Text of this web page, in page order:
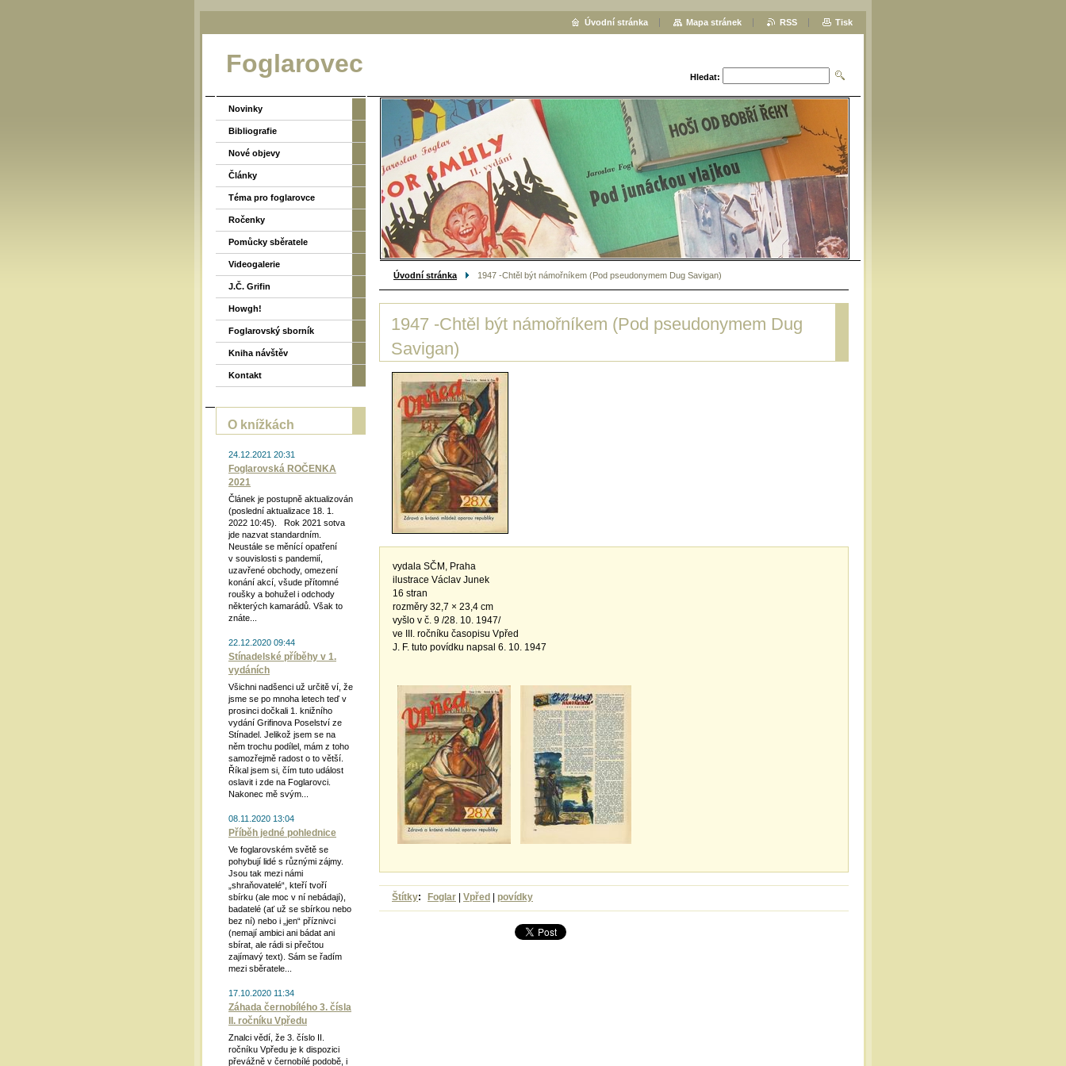
Foglarovec Hledat:
Úvodní stránka 1947 -Chtěl být námořníkem (Pod pseudonymem Dug Savigan)
1947 -Chtěl být námořníkem (Pod pseudonymem Dug
Savigan)
vydala SČM, Praha
ilustrace Václav Junek
16 stran
rozměry 32,7 × 23,4 cm
vyšlo v č. 9 /28. 10. 1947/
ve III. ročníku časopisu Vpřed
J. F. tuto povídku napsal 6. 10. 1947
Štítky: Foglar Vpřed povídky
Novinky
Bibliografie
Nové objevy
Články
Téma pro foglarovce
Ročenky
Pomůcky sběratele
Videogalerie
J.Č. Grifin
Howgh!
Foglarovský sborník
Kniha návštěv
Kontakt
O knížkách
24.12.2021 20:31
Foglarovská ROČENKA
2021
Článek je postupně aktualizován
(poslední aktualizace 18. 1.
2022 10:45). Rok 2021 sotva
jde nazvat standardním.
Neustále se měnící opatření
v souvislosti s pandemií,
uzavřené obchody, omezení
konání akcí, všude přítomné
roušky a bohužel i odchody
některých kamarádů. Však to
znáte...
22.12.2020 09:44
Stínadelské příběhy v 1.
vydáních
Všichni nadšenci už určitě ví, že
jsme se po mnoha letech teď v
prosinci dočkali 1. knižního
vydání Grifinova Poselství ze
Stínadel. Jelikož jsem se na
něm trochu podílel, mám z toho
samozřejmě radost o to větší.
Říkal jsem si, čím tuto událost
oslavit i zde na Foglarovci.
Nakonec mě svým...
08.11.2020 13:04
Příběh jedné pohlednice
Ve foglarovském světě se
pohybují lidé s různými zájmy.
Jsou tak mezi námi
„shraňovatelé“, kteří tvoří
sbírku (ale moc v ní nebádají),
badatelé (ať už se sbírkou nebo
bez ní) nebo i „jen“ příznivci
(nemají ambici ani bádat ani
sbírat, ale rádi si přečtou
zajímavý text). Sám se řadím
mezi sběratele...
17.10.2020 11:34
Záhada černobílého 3. čísla
II. ročníku Vpředu
Znalci vědí, že 3. číslo II.
ročníku Vpředu je k dispozici
převážně v černobílé podobě, i
Úvodní stránka Mapa stránek RSS Tisk